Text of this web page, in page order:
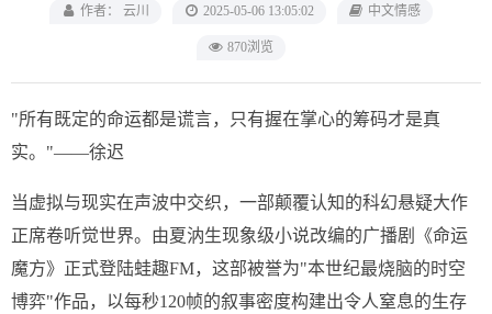
作者： 云川 2025-05-06 13:05:02 中文情感
870浏览
"所有既定的命运都是谎言，只有握在掌心的筹码才是真
实。"——徐迟
当虚拟与现实在声波中交织，一部颠覆认知的科幻悬疑大作
正席卷听觉世界。由夏汭生现象级小说改编的广播剧《命运
魔方》正式登陆蛙趣FM，这部被誉为"本世纪最烧脑的时空
博弈"作品，以每秒120帧的叙事密度构建出令人窒息的生存